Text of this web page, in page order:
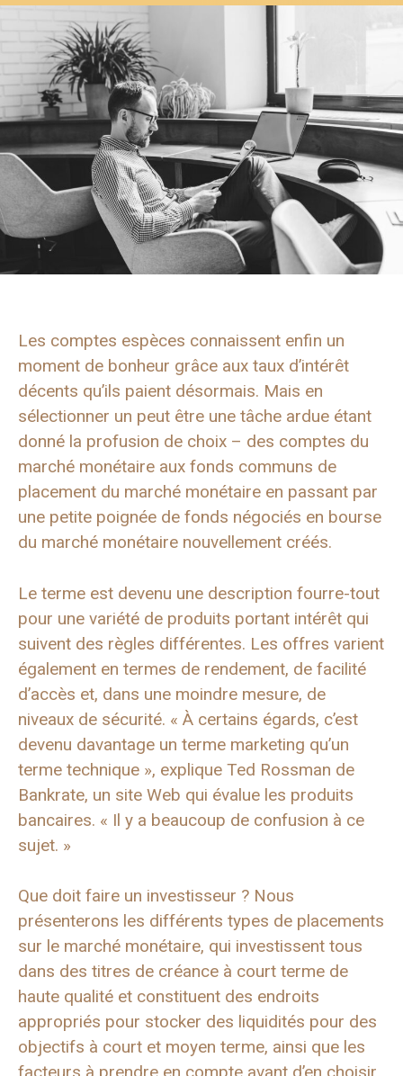
Les comptes espèces connaissent enfin un
moment de bonheur grâce aux taux d’intérêt
décents qu’ils paient désormais. Mais en
sélectionner un peut être une tâche ardue étant
donné la profusion de choix – des comptes du
marché monétaire aux fonds communs de
placement du marché monétaire en passant par
une petite poignée de fonds négociés en bourse
du marché monétaire nouvellement créés.
Le terme est devenu une description fourre-tout
pour une variété de produits portant intérêt qui
suivent des règles différentes. Les offres varient
également en termes de rendement, de facilité
d’accès et, dans une moindre mesure, de
niveaux de sécurité. « À certains égards, c’est
devenu davantage un terme marketing qu’un
terme technique », explique Ted Rossman de
Bankrate, un site Web qui évalue les produits
bancaires. « Il y a beaucoup de confusion à ce
sujet. »
Que doit faire un investisseur ? Nous
présenterons les différents types de placements
sur le marché monétaire, qui investissent tous
dans des titres de créance à court terme de
haute qualité et constituent des endroits
appropriés pour stocker des liquidités pour des
objectifs à court et moyen terme, ainsi que les